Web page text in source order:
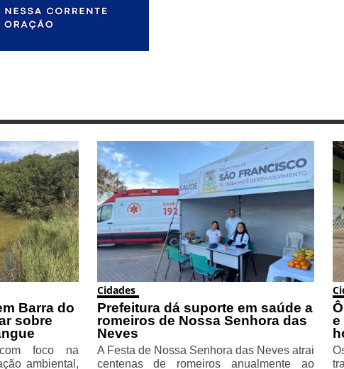
Barra do
sobre
foco na
ambiental,
Cidades
Prefeitura dá suporte em saúde a
romeiros de Nossa Senhora das
Neves
A Festa de Nossa Senhora das Neves atrai
centenas de romeiros anualmente ao
e